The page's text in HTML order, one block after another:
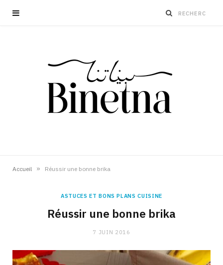
Accueil » Réussir une bonne brika
ASTUCES ET BONS PLANS CUISINE
Réussir une bonne brika
7 JUIN 2016